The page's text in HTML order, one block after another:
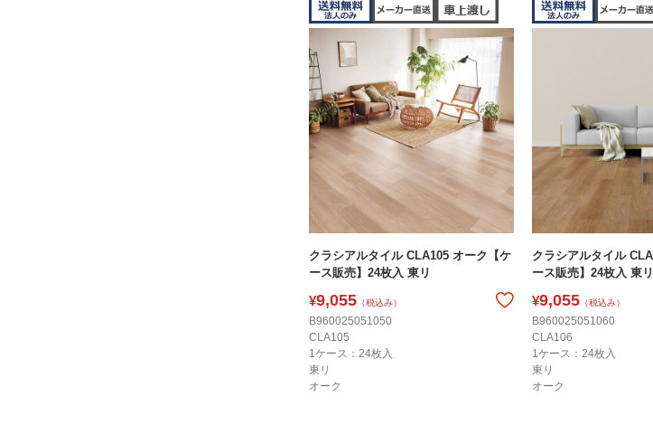
クラシアルタイル CLA105 オーク【ケ
ース販売】24枚入 東リ
¥9,055 （税込み）
B960025051050
CLA105
1ケース：24枚入
東リ
オーク
クラシアルタイル
ース販売】24枚入 東リ
¥9,055 （税込み）
B960025051060
CLA106
1ケース：24枚入
東リ
オーク